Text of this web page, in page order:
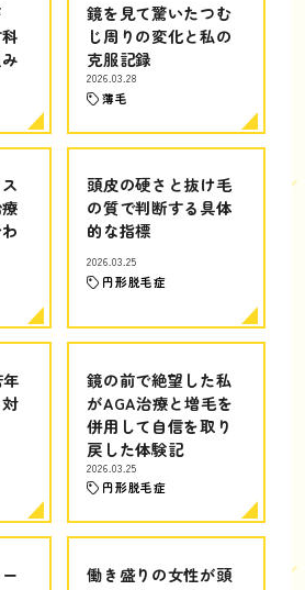
鏡を見て驚いたつむ
じ周りの変化と私の
克服記録
2026.03.28
薄毛
頭皮の硬さと抜け毛
の質で判断する具体
的な指標
2026.03.25
円形脱毛症
鏡の前で絶望した私
がAGA治療と増毛を
併用して自信を取り
戻した体験記
2026.03.25
円形脱毛症
働き盛りの女性が頭